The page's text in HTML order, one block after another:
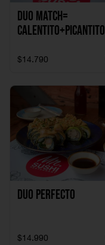
DUO MATCH=
CALENTITO+PICANTITO
$14.790
Duo perfecto
$14.990